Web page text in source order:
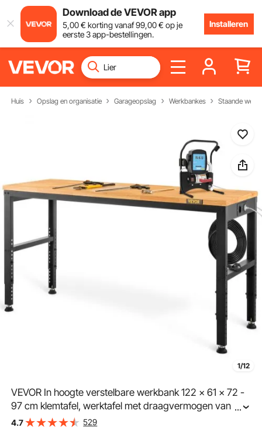
Download de VEVOR app
5,00€ korting vanaf99,00€ op je
eerste 3 app-bestellingen.
Installeren
Huis Opslag en organisatie Garageopslag Werkbankes Staande
1/12
VEVOR In hoogte verstelbare werkbank 122 x 61 x 72 -
97 cm klemtafel, werktafel met draagvermogen van
900 kg, bruine opvouwbare gereedschapsbank van
...
4.7 529